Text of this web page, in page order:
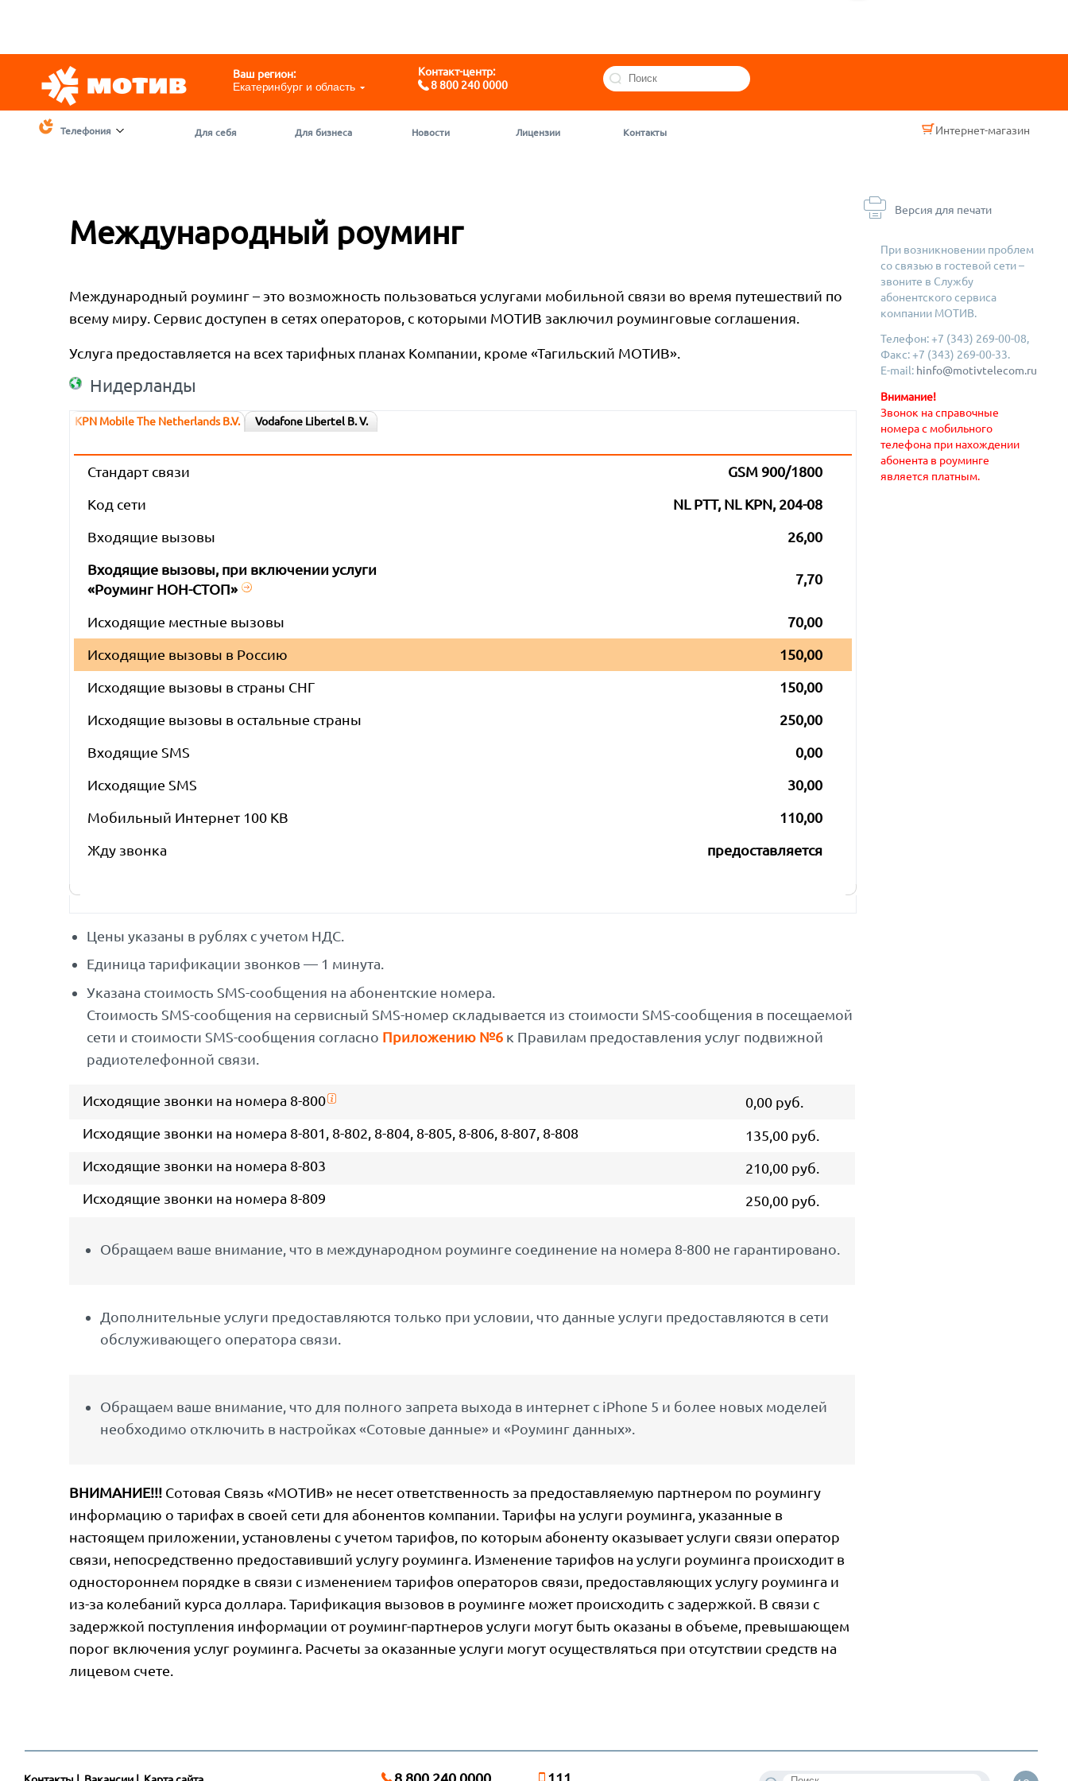
Ваш регион:
Екатеринбург и область
Контакт-центр:
8 800 240 0000
Интернет-магазин
Телефония Для себя Для бизнеса Новости Лицензии Контакты
Версия для печати
При возникновении проблем
со связью в гостевой сети –
звоните в Службу
абонентского сервиса
компании МОТИВ.
Телефон: +7 (343) 269-00-08,
Факс: +7 (343) 269-00-33.
E-mail: hinfo@motivtelecom.ru
Внимание!
Звонок на справочные
номера с мобильного
телефона при нахождении
абонента в роуминге
является платным.
Международный роуминг
Международный роуминг – это возможность пользоваться услугами мобильной связи во время путешествий по
всему миру. Сервис доступен в сетях операторов, с которыми МОТИВ заключил роуминговые соглашения.
Услуга предоставляется на всех тарифных планах Компании, кроме «Тагильский МОТИВ».
Нидерланды
KPN Mobile The Netherlands B.V. Vodafone Libertel B. V.
Стандарт связи GSM 900/1800
Код сети NL PTT, NL KPN, 204-08
Входящие вызовы 26,00
Входящие вызовы, при включении услуги
«Роуминг НОН-СТОП»
7,70
Исходящие местные вызовы 70,00
Исходящие вызовы в Россию 150,00
Исходящие вызовы в страны СНГ 150,00
Исходящие вызовы в остальные страны 250,00
Входящие SMS 0,00
Исходящие SMS 30,00
Мобильный Интернет 100 KB 110,00
Жду звонка предоставляется
Цены указаны в рублях с учетом НДС.
Единица тарификации звонков — 1 минута.
Указана стоимость SMS-сообщения на абонентские номера.
Стоимость SMS-сообщения на сервисный SMS-номер складывается из стоимости SMS-сообщения в посещаемой
сети и стоимости SMS-сообщения согласно Приложению №6 к Правилам предоставления услуг подвижной
радиотелефонной связи.
Исходящие звонки на номера 8-800
0,00 руб.
Исходящие звонки на номера 8-801, 8-802, 8-804, 8-805, 8-806, 8-807, 8-808
135,00 руб.
Исходящие звонки на номера 8-803
210,00 руб.
Исходящие звонки на номера 8-809
250,00 руб.
Обращаем ваше внимание, что в международном роуминге соединение на номера 8-800 не гарантировано.
Дополнительные услуги предоставляются только при условии, что данные услуги предоставляются в сети
обслуживающего оператора связи.
Обращаем ваше внимание, что для полного запрета выхода в интернет с iPhone 5 и более новых моделей
необходимо отключить в настройках «Сотовые данные» и «Роуминг данных».
ВНИМАНИЕ!!! Сотовая Связь «МОТИВ» не несет ответственность за предоставляемую партнером по роумингу
информацию о тарифах в своей сети для абонентов компании. Тарифы на услуги роуминга, указанные в
настоящем приложении, установлены с учетом тарифов, по которым абоненту оказывает услуги связи оператор
связи, непосредственно предоставивший услугу роуминга. Изменение тарифов на услуги роуминга происходит в
одностороннем порядке в связи с изменением тарифов операторов связи, предоставляющих услугу роуминга и
из-за колебаний курса доллара. Тарификация вызовов в роуминге может происходить с задержкой. В связи с
задержкой поступления информации от роуминг-партнеров услуги могут быть оказаны в объеме, превышающем
порог включения услуг роуминга. Расчеты за оказанные услуги могут осуществляться при отсутствии средств на
лицевом счете.
8 800 240 0000 111